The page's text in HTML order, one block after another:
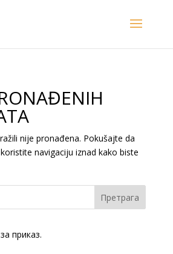
nije pronađena. Pokušajte da
navigaciju iznad kako biste
Претрага
приказ.